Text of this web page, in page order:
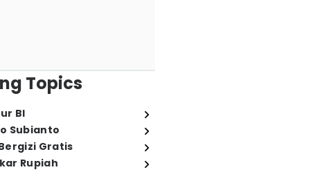
Topics
BI
Subianto
Gratis
Rupiah